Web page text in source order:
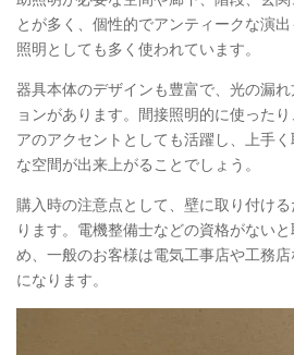
とが多く、個性的でアンティークな演
照明としても多く使われています。
器具本体のデザインも豊富で、光の漏
ョンがあります。間接照明的に使った
アのアクセントとしても活躍し、上手
な空間が出来上がることでしょう。
購入時の注意点として、壁に取り付け
ります。電機整備士などの資格がない
め、一般のお客様は電気工事店や工務
になります。